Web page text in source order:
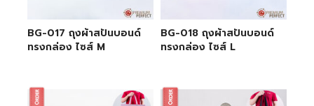
BG-017 ถุงผ้าสปันบอนด์
ทรงกล่อง ไซส์ M
BG-018 ถุงผ้าสปันบอนด์
ทรงกล่อง ไซส์ L